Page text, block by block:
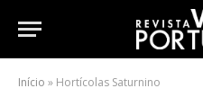
Início » Hortícolas Saturnino